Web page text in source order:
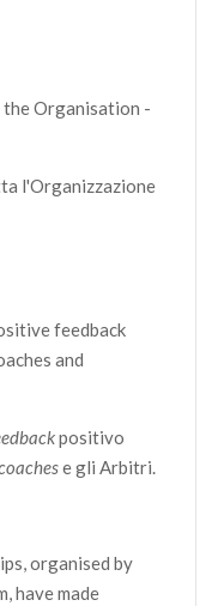
the Organisation -
l'Organizzazione
feedback
and
positivo
e gli Arbitri.
organised by
have made